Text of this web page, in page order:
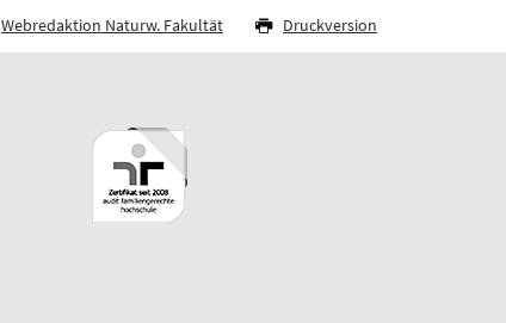
Webredaktion Naturw. Fakultät Druckversion